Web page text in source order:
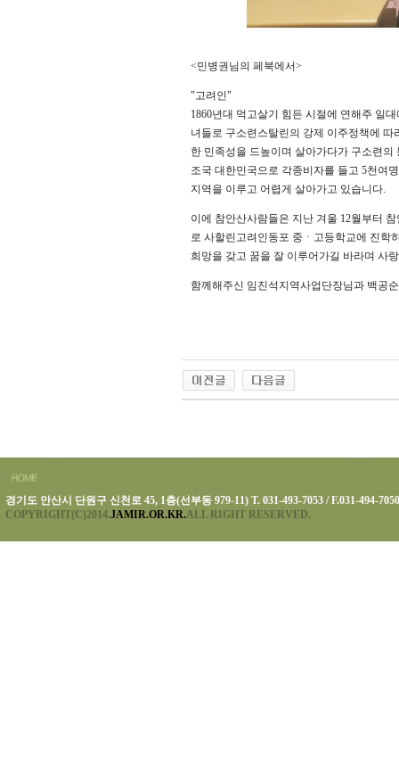
<민병권님의 페북에서>
"고려인"
1860년대 먹고살기 힘든 시절에 연해주 일
녀들로 구소련스탈린의 강제 이주정책에
한 민족성을 드높이며 살아가다가 구소련
조국 대한민국으로 각종비자를 들고 5천여
지역을 이루고 어렵게 살아가고 있습니다.
이에 참안산사람들은 지난 겨울 12월부터
로 사할린고려인동포 중ㆍ고등학교에 진학
희망을 갖고 꿈을 잘 이루어가길 바라며 사
함께해주신 임진석지역사업단장님과 백공
경기도 안산시 단원구 신천로 45, 1층(선부동 979-11) T. 031-493-7053 / F.031-494-7050
COPYRIGHT(C)2014.JAMIR.OR.KR.ALL RIGHT RESERVED.